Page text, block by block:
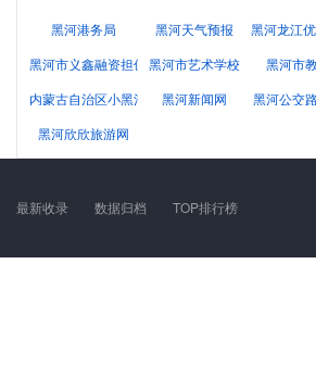
黑河港务局 黑河天气预报
黑河龙江
黑河市义鑫融资担保有限责任公司
黑河市艺术学校
黑河市
内蒙古自治区小黑河地区人民检察院
黑河新闻网
黑河公交
黑河欣欣旅游网
最新收录 数据归档 TOP排行榜